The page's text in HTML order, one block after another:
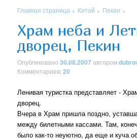
Главная страница » Китай » Пекин »
Храм неба и
дворец, Пекин
Опубликовано30.08.2007автором
Комментариев:20
Ленивая туристка представляет -
дворец.
Вчера в Храм пришла поздно,
между билетными кассами. Там,
было как-то неуютно, да еще и куча